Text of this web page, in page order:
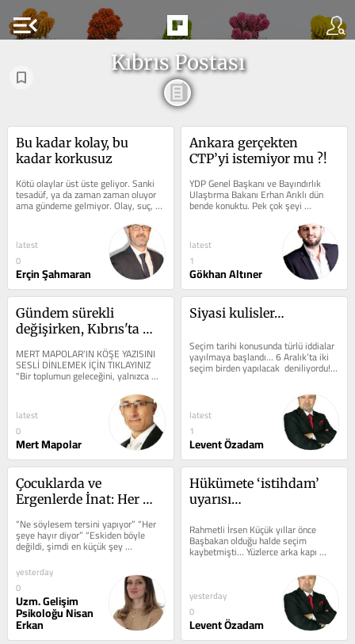
menu_open
Kıbrıs Postası
Bu kadar kolay, bu
kadar korkusuz
Kötü olaylar üst üste geliyor. Sanki
tesadüf, ya da zaman zaman oluyor
ama gündeme gelmiyor. Olay, suç,
kuralsızlık olmayan ülke var mı,...
latest
0
Erçin Şahmaran
Ankara gerçekten
CTP’yi istemiyor mu ?!
YDP Genel Başkanı ve Bayındırlık
Ulaştırma Bakanı Erhan Arıklı dün
bende konuktu. Pek çok şeyi
konuştuk ve konu olası bir
latest
1
Gökhan Altıner
Gündem sürekli
değişirken, Kıbrıs'ta
kim kazanıyor?
MERT MAPOLAR’IN KÖŞE YAZISINI
SESLİ DİNLEMEK İÇİN TIKLAYINIZ
"Bir toplumun geleceğini, yalnızca
konuştuğu konular değil,...
latest
0
Mert Mapolar
Siyasi kulisler…
Seçim tarihi konusunda türlü iddialar
yayılmaya başlandı… 6 Aralık’ta iki
seçim birden yapılacak  deniliyordu!
Yerel seçimler için bu...
latest
1
Levent Özadam
Çocuklarda ve
Ergenlerde İnat: Her
anlatır?
“Ne söylesem tersini yapıyor” “Her
şeye hayır diyor” “Eskiden böyle
değildi, şimdi en küçük şey
tartışmaya dönüşüyor”...
yesterday
0
Uzm. Gelişim
Psikoloğu Nisan
Erkan
Hükümete ‘istihdam’
uyarısı…
Rahmetli İrsen Küçük yıllar önce
Başbakan olduğu halde seçim
kaybetmişti… Yüzlerce arka kapı
iştihamı yapması… Binlerce kişi
yesterday
0
Levent Özadam